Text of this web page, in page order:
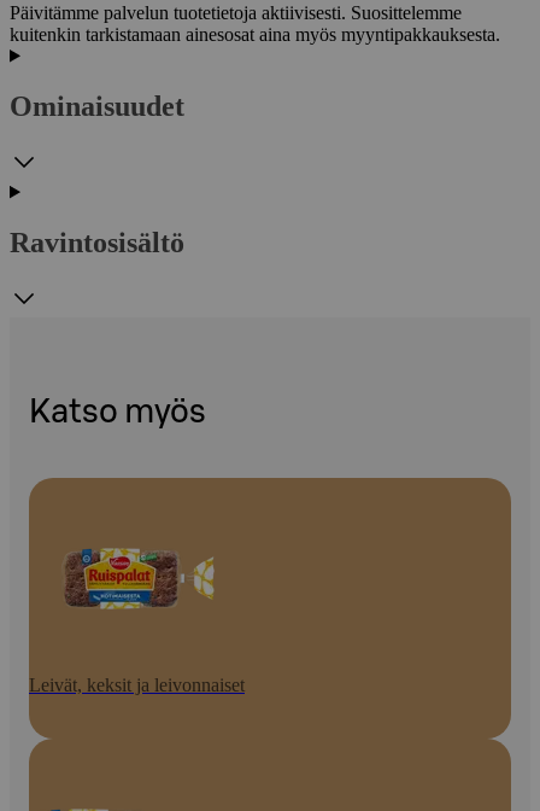
Päivitämme palvelun tuotetietoja aktiivisesti. Suosittelemme
kuitenkin tarkistamaan ainesosat aina myös myyntipakkauksesta.
Ominaisuudet
Ravintosisältö
Katso myös
Leivät, keksit ja leivonnaiset